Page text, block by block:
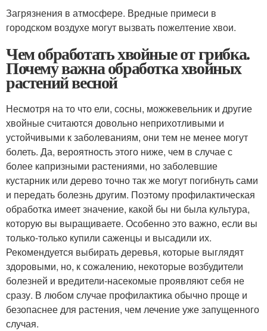
Загрязнения в атмосфере. Вредные примеси в
городском воздухе могут вызвать пожелтение хвои.
Чем обработать хвойные от грибка.
Почему важна обработка хвойных
растений весной
Несмотря на то что ели, сосны, можжевельник и другие
хвойные считаются довольно неприхотливыми и
устойчивыми к заболеваниям, они тем не менее могут
болеть. Да, вероятность этого ниже, чем в случае с
более капризными растениями, но заболевшие
кустарник или дерево точно так же могут погибнуть сами
и передать болезнь другим. Поэтому профилактическая
обработка имеет значение, какой бы ни была культура,
которую вы выращиваете. Особенно это важно, если вы
только-только купили саженцы и высадили их.
Рекомендуется выбирать деревья, которые выглядят
здоровыми, но, к сожалению, некоторые возбудители
болезней и вредители-насекомые проявляют себя не
сразу. В любом случае профилактика обычно проще и
безопаснее для растения, чем лечение уже запущенного
случая.